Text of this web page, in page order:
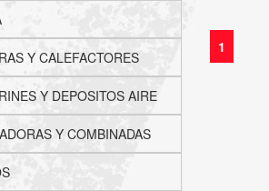
Y CALEFACTORES
Y DEPOSITOS AIRE
Y COMBINADAS
1